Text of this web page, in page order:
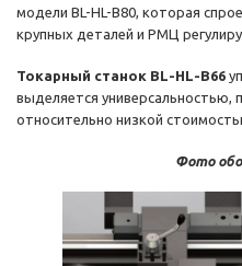
модели BL-HL-B80, которая
крупных деталей и РМЦ
Токарный станок BL-HL-B66
выделяется универсальностью,
относительно низкой
Фото